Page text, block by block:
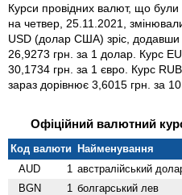
Курси провідних валют, що
на четвер, 25.11.2021,
USD (долар США) зріс, додавши
26,9273 грн. за 1 долар. Курс
30,1734 грн. за 1 євро. Курс RUB
зараз дорівнює 3,6015 грн. за 10
Офіційний валютний
Код валюти Найменування
AUD
1 австралійський
BGN 1 болгарський лев